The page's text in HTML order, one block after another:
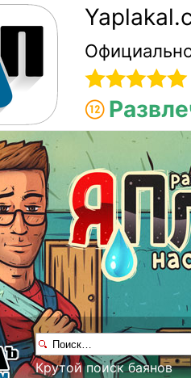
Крутой поиск баянов